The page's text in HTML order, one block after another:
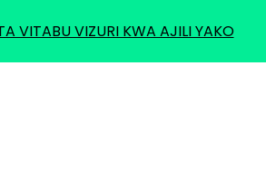
VITABU VIZURI KWA AJILI YAKO